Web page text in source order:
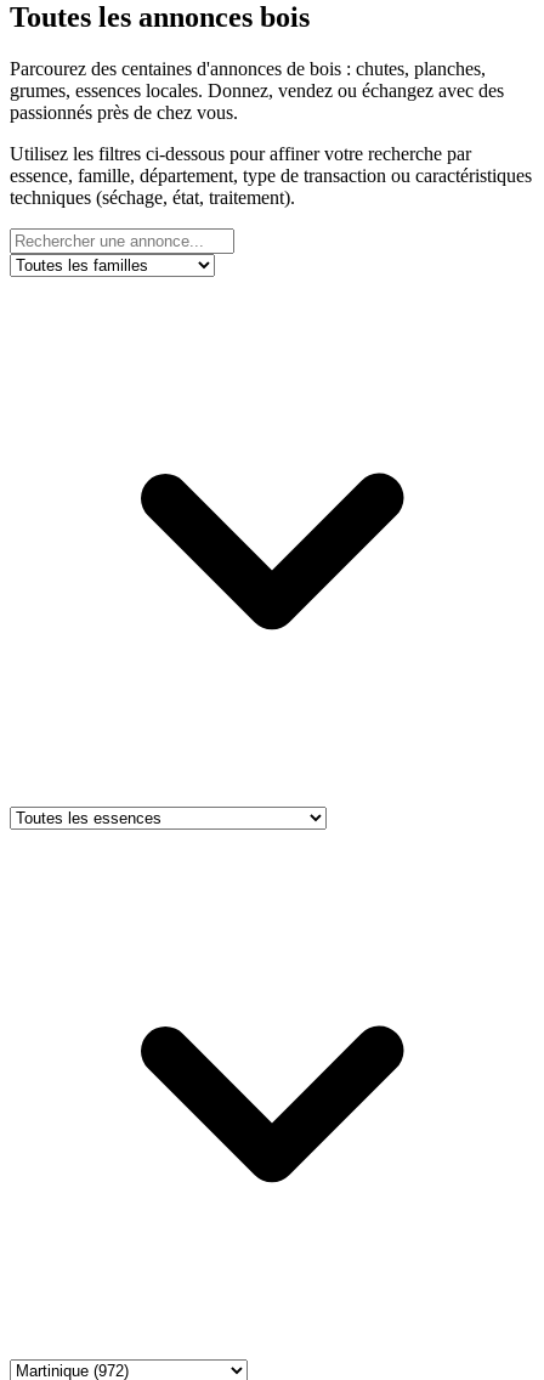
Toutes les annonces bois
Parcourez des centaines d'annonces de bois : chutes, planches,
grumes, essences locales. Donnez, vendez ou échangez avec des
passionnés près de chez vous.
Utilisez les filtres ci-dessous pour affiner votre recherche par
essence, famille, département, type de transaction ou caractéristiques
techniques (séchage, état, traitement).